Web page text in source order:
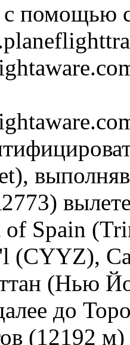
с помощью
Spain
(CYYZ),
(Нью
до
(12192